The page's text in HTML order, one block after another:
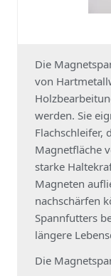
Die
von
werden. Sie
Flachschleifer,
Magnetfläche
starke
Magneten
nachschärfen
Spannfutters
längere
Die